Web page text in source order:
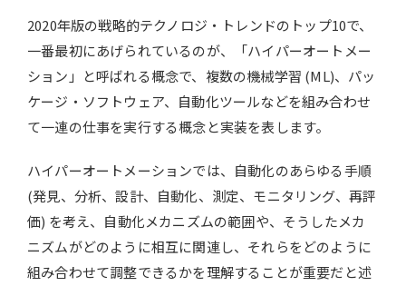
2020年版の戦略的テクノロジ・トレンドのトップ10で、
一番最初にあげられているのが、「ハイパーオートメー
ション」と呼ばれる概念で、複数の機械学習 (ML)、パッ
ケージ・ソフトウェア、自動化ツールなどを組み合わせ
て一連の仕事を実行する概念と実装を表します。
ハイパーオートメーションでは、自動化のあらゆる手順
(発見、分析、設計、自動化、測定、モニタリング、再評
価) を考え、自動化メカニズムの範囲や、そうしたメカ
ニズムがどのように相互に関連し、それらをどのように
組み合わせて調整できるかを理解することが重要だと述